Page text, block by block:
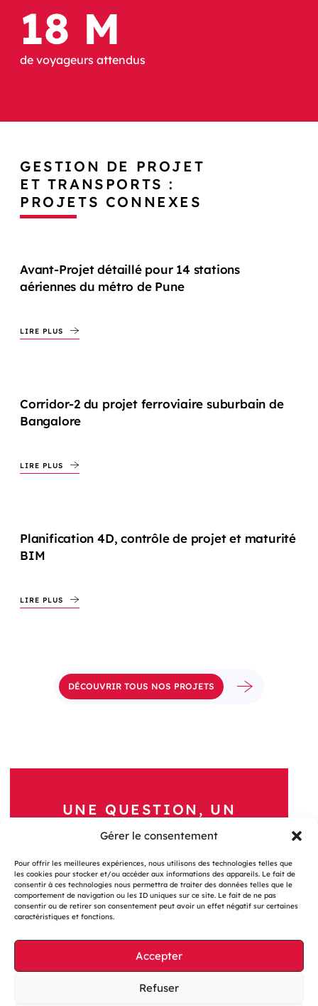
Gérer le consentement
Pour offrir les meilleures expériences, nous utilisons des technologies telles que
les cookies pour stocker et/ou accéder aux informations des appareils. Le fait de
consentir à ces technologies nous permettra de traiter des données telles que le
comportement de navigation ou les ID uniques sur ce site. Le fait de ne pas
consentir ou de retirer son consentement peut avoir un effet négatif sur certaines
caractéristiques et fonctions.
Accepter
Refuser
18 M
de voyageurs attendus
GESTION DE PROJET
ET TRANSPORTS :
PROJETS CONNEXES
Avant-Projet détaillé pour 14 stations
aériennes du métro de Pune
LIRE PLUS
Corridor-2 du projet ferroviaire suburbain de
Bangalore
LIRE PLUS
Planification 4D, contrôle de projet et maturité
BIM
LIRE PLUS
DÉCOUVRIR TOUS NOS PROJETS
UNE QUESTION, UN
PROJET ?
Nous Contacter
Gestion des cookies
Mentions légales